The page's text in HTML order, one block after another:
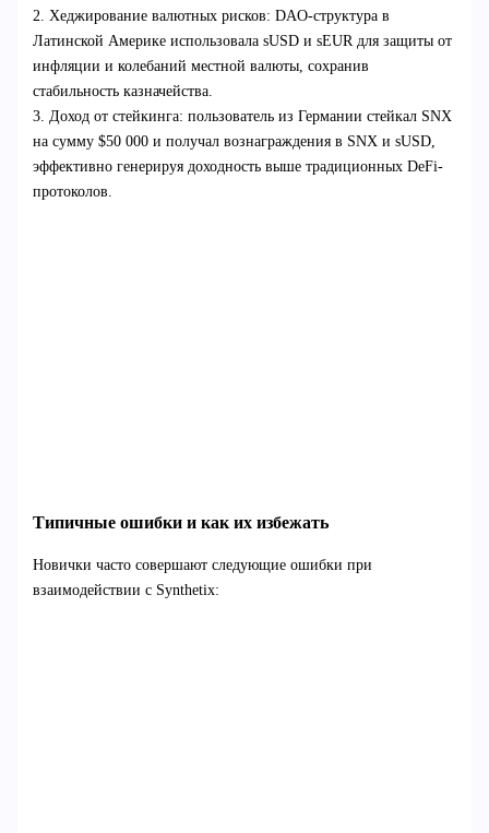
2. Хеджирование валютных рисков: DAO-структура в
Латинской Америке использовала sUSD и sEUR для защиты от
инфляции и колебаний местной валюты, сохранив
стабильность казначейства.
3. Доход от стейкинга: пользователь из Германии стейкал SNX
на сумму $50 000 и получал вознаграждения в SNX и sUSD,
эффективно генерируя доходность выше традиционных DeFi-
протоколов.
Типичные ошибки и как их избежать
Новички часто совершают следующие ошибки при
взаимодействии с Synthetix: